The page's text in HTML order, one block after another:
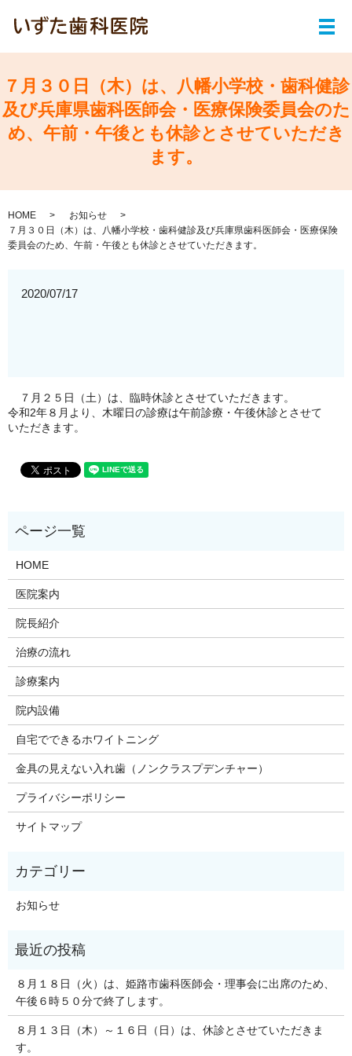
メ
７月３０日（木）は、八幡小学校・歯科健診
及び兵庫県歯科医師会・医療保険委員会のた
め、午前・午後とも休診とさせていただき
ます。
HOME
お知らせ
７月３０日（木）は、八幡小学校・歯科健診及び兵庫県歯科医師会・医療保険
委員会のため、午前・午後とも休診とさせていただきます。
2020/07/17
７月２５日（土）は、臨時休診とさせていただきます。
令和2年８月より、木曜日の診療は午前診療・午後休診とさせて
いただきます。
HOME
医院案内
院長紹介
治療の流れ
診療案内
院内設備
自宅でできるホワイトニング
金具の見えない入れ歯（ノンクラスプデンチャー）
プライバシーポリシー
サイトマップ
お知らせ
８月１８日（火）は、姫路市歯科医師会・理事会に出席のため、
午後６時５０分で終了します。
８月１３日（木）～１６日（日）は、休診とさせていただきま
す。